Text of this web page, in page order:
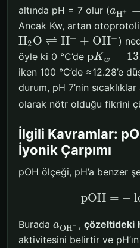
altında pH = 7 olur (aH+ =
Ancak Kw, artan
H2O ⇌ H+ + OH− )
öyle ki 0 °C’de pKw =
iken 100 °C’de ≈12.28’e
durum, pH 7’nin
olarak nötr olduğu fikrini
İlgili Kavramlar:
İyonik Çarpımı
pOH ölçeği, pH’a benzer
pOH = −
Burada aOH− , çözeltideki
aktivitesini belirtir ve